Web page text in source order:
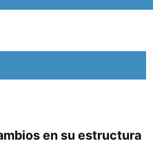
en su estructura